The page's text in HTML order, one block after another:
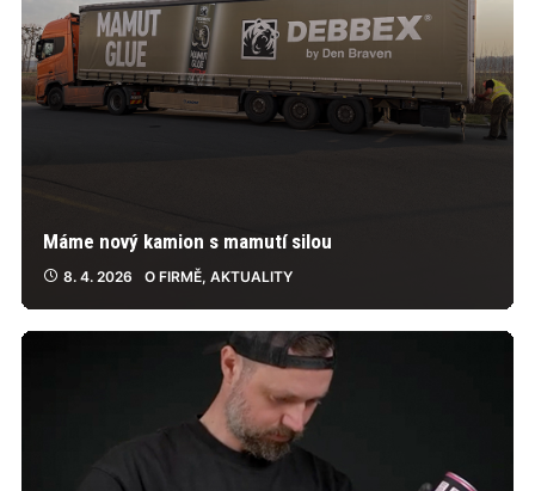
Máme nový kamion s mamutí silou
8. 4. 2026 O FIRMĚ, AKTUALITY